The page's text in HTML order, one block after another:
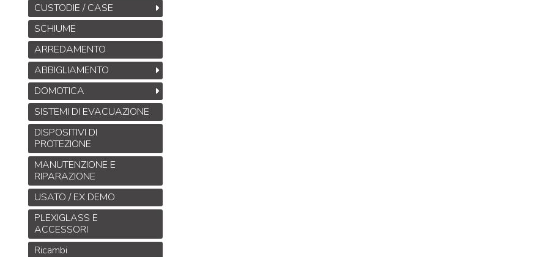
CUSTODIE / CASE
SCHIUME
ARREDAMENTO
ABBIGLIAMENTO
DOMOTICA
SISTEMI DI EVACUAZIONE
DISPOSITIVI DI
PROTEZIONE
MANUTENZIONE E
RIPARAZIONE
USATO / EX DEMO
PLEXIGLASS E
ACCESSORI
Ricambi